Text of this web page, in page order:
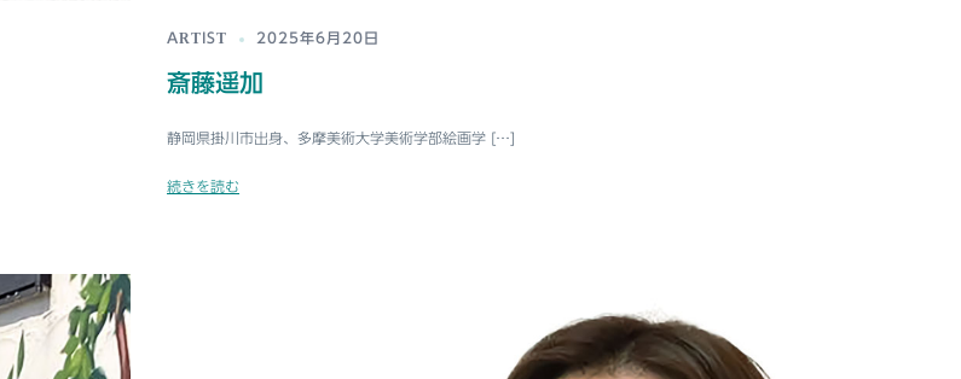
ARTIST 2025年6月20日
斎藤遥加
静岡県掛川市出身、多摩美術大学美術学部絵画学 […]
続きを読む